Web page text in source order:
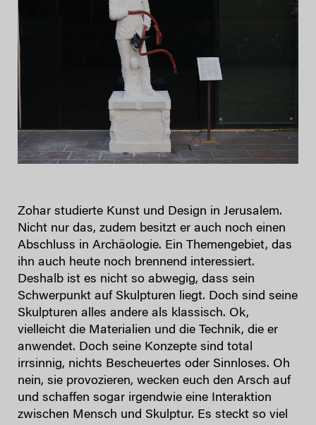
Zohar studierte Kunst und Design in Jerusalem.
Nicht nur das, zudem besitzt er auch noch einen
Abschluss in Archäologie. Ein Themengebiet, das
ihn auch heute noch brennend interessiert.
Deshalb ist es nicht so abwegig, dass sein
Schwerpunkt auf Skulpturen liegt. Doch sind seine
Skulpturen alles andere als klassisch. Ok,
vielleicht die Materialien und die Technik, die er
anwendet. Doch seine Konzepte sind total
irrsinnig, nichts Bescheuertes oder Sinnloses. Oh
nein, sie provozieren, wecken euch den Arsch auf
und schaffen sogar irgendwie eine Interaktion
zwischen Mensch und Skulptur. Es steckt so viel